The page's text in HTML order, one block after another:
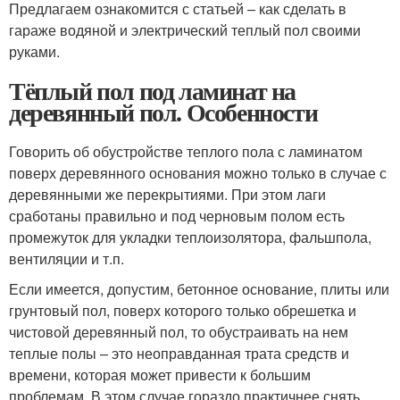
Предлагаем ознакомится с статьей – как сделать в
гараже водяной и электрический теплый пол своими
руками.
Тёплый пол под ламинат на
деревянный пол. Особенности
Говорить об обустройстве теплого пола с ламинатом
поверх деревянного основания можно только в случае с
деревянными же перекрытиями. При этом лаги
сработаны правильно и под черновым полом есть
промежуток для укладки теплоизолятора, фальшпола,
вентиляции и т.п.
Если имеется, допустим, бетонное основание, плиты или
грунтовый пол, поверх которого только обрешетка и
чистовой деревянный пол, то обустраивать на нем
теплые полы – это неоправданная трата средств и
времени, которая может привести к большим